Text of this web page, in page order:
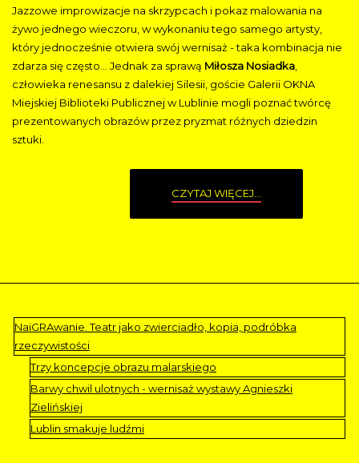
Jazzowe improwizacje na skrzypcach i pokaz malowania na
żywo jednego wieczoru, w wykonaniu tego samego artysty,
który jednocześnie otwiera swój wernisaż - taka kombinacja nie
zdarza się często… Jednak za sprawą Miłosza Nosiadka,
człowieka renesansu z dalekiej Silesii, goście Galerii OKNA
Miejskiej Biblioteki Publicznej w Lublinie mogli poznać twórcę
prezentowanych obrazów przez pryzmat różnych dziedzin
sztuki.
CZYTAJ WIĘCEJ...
NaiGRAwanie. Teatr jako zwierciadło, kopia, podróbka
rzeczywistości
Trzy koncepcje obrazu malarskiego
Barwy chwil ulotnych - wernisaż wystawy Agnieszki
Zielińskiej
Lublin smakuje ludźmi